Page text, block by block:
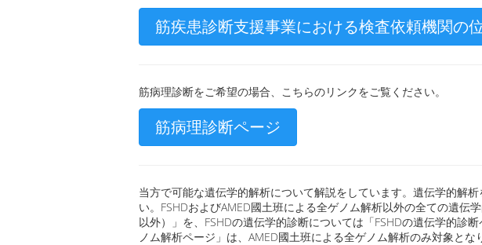
筋疾患診断支援事業における検査依頼機関の
筋病理診断をご希望の場合、こちらのリンクをご覧ください。
筋病理診断ページ
当方で可能な遺伝学的解析について解説をしています。遺伝学的解
い。FSHDおよびAMED國土班による全ゲノム解析以外の全ての遺伝
以外）」を、FSHDの遺伝学的診断については「FSHDの遺伝学的診
ノム解析ページ」は、AMED國土班による全ゲノム解析のみ対象とな